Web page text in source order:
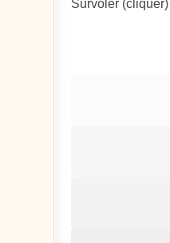
Survoler